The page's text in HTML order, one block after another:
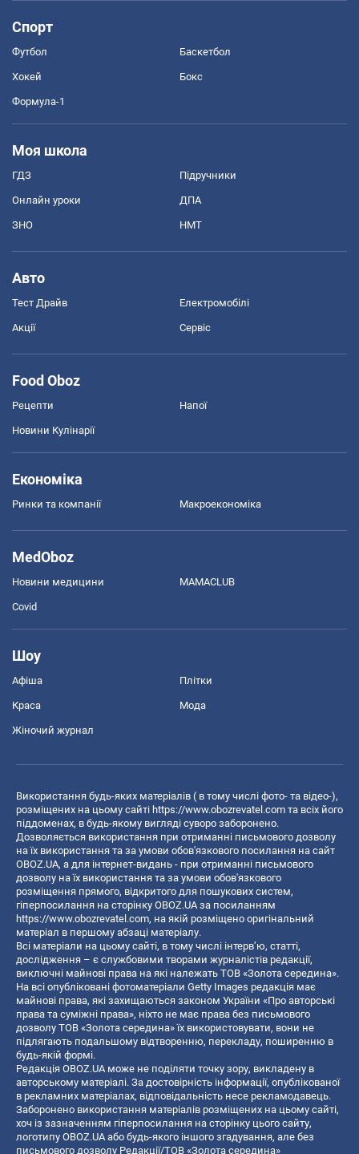
Спорт
Футбол Баскетбол
Хокей Бокс
Формула-1
Моя школа
ГДЗ Підручники
Онлайн уроки ДПА
ЗНО НМТ
Авто
Тест Драйв Електромобілі
Акції Сервіс
Food Oboz
Рецепти Напої
Новини Кулінарії
Економіка
Ринки та компанії Макроекономіка
MedOboz
Новини медицини MAMACLUB
Covid
Шоу
Афіша Плітки
Краса Мода
Жіночий журнал
Використання будь-яких матеріалів ( в тому числі фото- та відео-),
розміщених на цьому сайті https://www.obozrevatel.com та всіх його
піддоменах, в будь-якому вигляді суворо заборонено.
Дозволяється використання при отриманні письмового дозволу
на їх використання та за умови обов'язкового посилання на сайт
OBOZ.UA, а для інтернет-видань - при отриманні письмового
дозволу на їх використання та за умови обов'язкового
розміщення прямого, відкритого для пошукових систем,
гіперпосилання на сторінку OBOZ.UA за посиланням
https://www.obozrevatel.com, на якій розміщено оригінальний
матеріал в першому абзаці матеріалу.
Всі матеріали на цьому сайті, в тому числі інтерв’ю, статті,
дослідження – є службовими творами журналістів редакції,
виключні майнові права на які належать ТОВ «Золота середина».
На всі опубліковані фотоматеріали Getty Images редакція має
майнові права, які захищаються законом України «Про авторські
права та суміжні права», ніхто не має права без письмового
дозволу ТОВ «Золота середина» їх використовувати, вони не
підлягають подальшому відтворенню, перекладу, поширенню в
будь-якій формі.
Редакція OBOZ.UA може не поділяти точку зору, викладену в
авторському матеріалі. За достовірність інформації, опублікованої
в рекламних матеріалах, відповідальність несе рекламодавець.
Заборонено використання матеріалів розміщених на цьому сайті,
хоч із зазначенням гіперпосилання на сторінку цього сайту,
логотипу OBOZ.UA або будь-якого іншого згадування, але без
письмового дозволу Редакції/ТОВ «Золота середина»